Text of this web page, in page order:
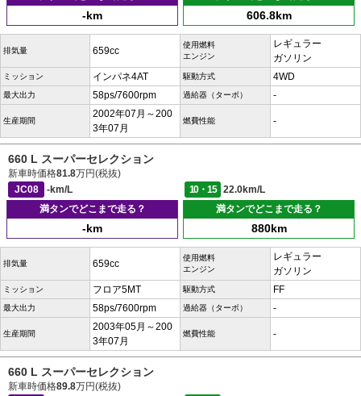
-km 606.8km
排気量 659cc
使用燃料
エンジン
レギュラー
ガソリン
ミッション インパネ4AT 駆動方式 4WD
最大出力 58ps/7600rpm 過給器（ターボ） -
生産期間
2002年07月～200
3年07月
燃費性能 -
660 L スーパーセレクション
新車時価格81.8万円(税抜)
JC08
-km/L 10・15
22.0km/L
満タンでどこまで走る？
-km
満タンでどこまで走る？
880km
排気量 659cc
使用燃料
エンジン
レギュラー
ガソリン
ミッション フロア5MT 駆動方式 FF
最大出力 58ps/7600rpm 過給器（ターボ） -
生産期間
2003年05月～200
3年07月
燃費性能 -
660 L スーパーセレクション
新車時価格89.8万円(税抜)